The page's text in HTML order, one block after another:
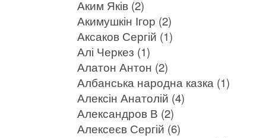
Аким Яків (2)
Акимушкін Ігор (2)
Аксаков Сергій (1)
Алі Черкез (1)
Алатон Антон (2)
Албанська народна казка (1)
Алексін Анатолій (4)
Александров В (2)
Алексеєв Сергій (6)